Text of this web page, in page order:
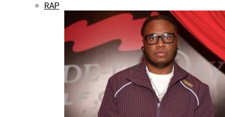
RAP